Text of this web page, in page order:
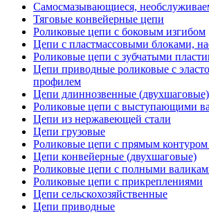
Самосмазывающиеся,
Тяговые конвейерные цепи
Роликовые цепи с боковым изгибом
Цепи с пластмассовыми блоками,
Роликовые цепи с зубчатыми
Цепи приводные роликовые с
профилем
Цепи длиннозвенные (двухшаговые)
Роликовые цепи с выступающими
Цепи из нержавеющей стали
Цепи грузовые
Роликовые цепи с прямым контуром
Цепи конвейерные (двухшаговые)
Роликовые цепи с полными
Роликовые цепи с прикреплениями
Цепи сельскохозяйственные
Цепи приводные